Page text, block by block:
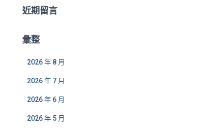
近期留言
彙整
2026 年 8 月
2026 年 7 月
2026 年 6 月
2026 年 5 月